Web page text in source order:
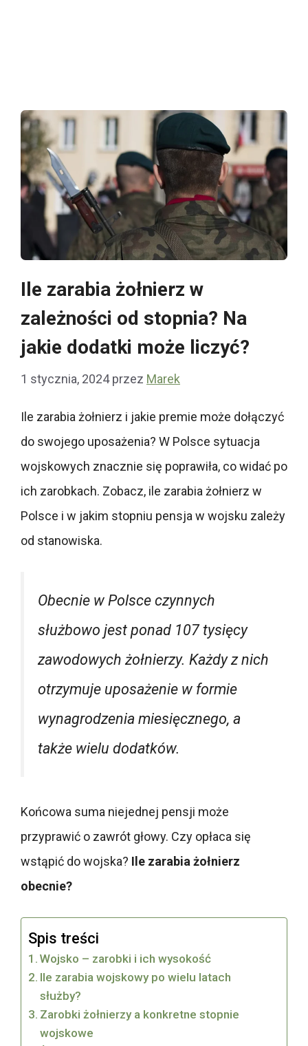
Ile zarabia żołnierz w
zależności od stopnia? Na
jakie dodatki może liczyć?
1 stycznia, 2024 przez Marek
Ile zarabia żołnierz i jakie premie może dołączyć
do swojego uposażenia? W Polsce sytuacja
wojskowych znacznie się poprawiła, co widać po
ich zarobkach. Zobacz, ile zarabia żołnierz w
Polsce i w jakim stopniu pensja w wojsku zależy
od stanowiska.
Obecnie w Polsce czynnych
służbowo jest ponad 107 tysięcy
zawodowych żołnierzy. Każdy z nich
otrzymuje uposażenie w formie
wynagrodzenia miesięcznego, a
także wielu dodatków.
Końcowa suma niejednej pensji może
przyprawić o zawrót głowy. Czy opłaca się
wstąpić do wojska? Ile zarabia żołnierz
obecnie?
Spis treści
Wojsko – zarobki i ich wysokość
Ile zarabia wojskowy po wielu latach
służby?
Zarobki żołnierzy a konkretne stopnie
wojskowe